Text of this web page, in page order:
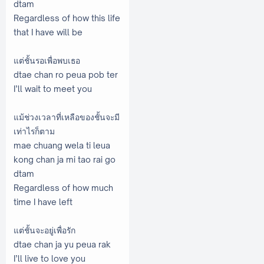
dtam
Regardless of how this life
that I have will be
แต่ชั้นรอเพื่อพบเธอ
dtae chan ro peua pob ter
I’ll wait to meet you
แม้ช่วงเวลาที่เหลือของชั้นจะมี
เท่าไรก็ตาม
mae chuang wela ti leua
kong chan ja mi tao rai go
dtam
Regardless of how much
time I have left
แต่ชั้นจะอยู่เพื่อรัก
dtae chan ja yu peua rak
I’ll live to love you